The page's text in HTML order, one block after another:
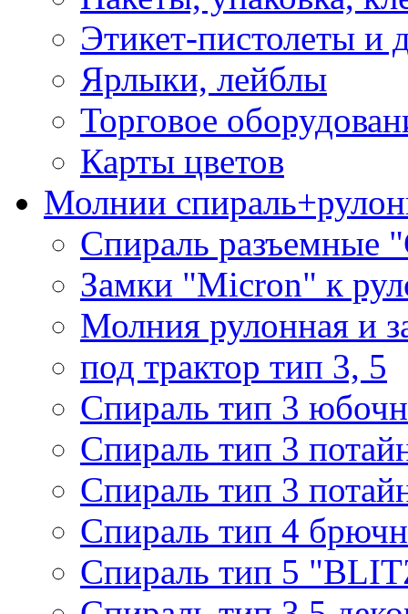
Этикет-пистолеты и
Ярлыки, лейблы
Торговое
Карты цветов
Молнии
Спираль разъемные
Замки "Micron" к
Молния рулонная и
под трактор тип 3, 5
Спираль тип 3
Спираль тип 3
Спираль тип 3
Спираль тип 4
Спираль тип 5